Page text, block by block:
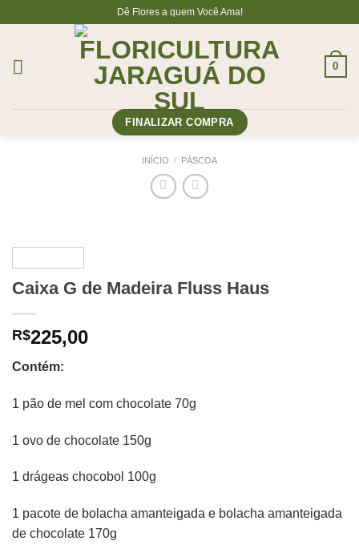
Dê Flores a quem Você Ama!
0
FINALIZAR COMPRA
INÍCIO / PÁSCOA
Caixa G de Madeira Fluss Haus
R$225,00
Contém:
1 pão de mel com chocolate 70g
1 ovo de chocolate 150g
1 drágeas chocobol 100g
1 pacote de bolacha amanteigada e bolacha amanteigada
de chocolate 170g